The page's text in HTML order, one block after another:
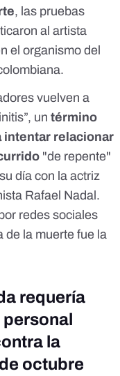
, las pruebas
al artista
el organismo del
vuelven a
un término
intentar relacionar
"de repente"
día con la actriz
Rafael Nadal .
redes sociales
de la muerte fue la
requería
la
octubre